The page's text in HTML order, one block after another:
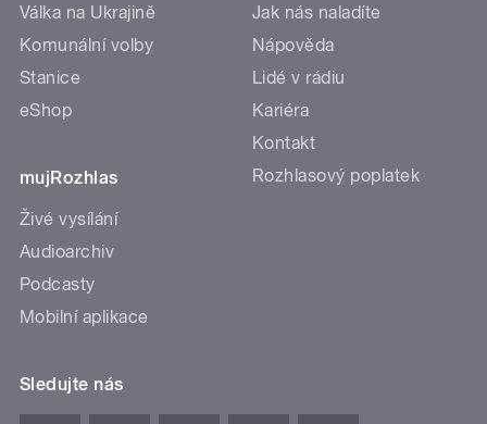
Válka na Ukrajině
Komunální volby
Stanice
eShop
mujRozhlas
Živé vysílání
Audioarchiv
Podcasty
Mobilní aplikace
Jak nás naladíte
Nápověda
Lidé v rádiu
Kariéra
Kontakt
Rozhlasový poplatek
Sledujte nás